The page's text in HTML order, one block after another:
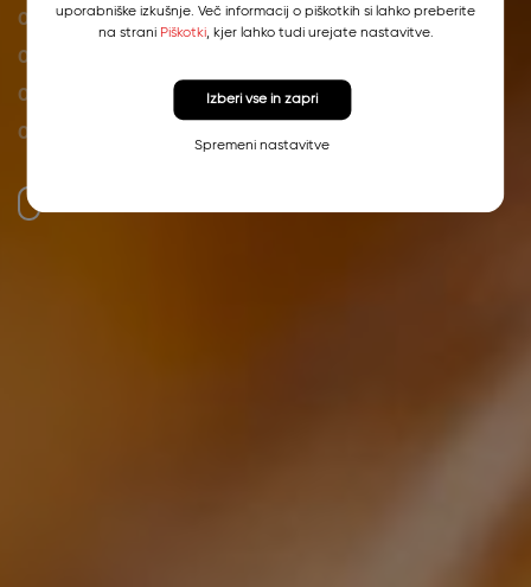
04
05
06
07
uporabniške izkušnje. Več informacij o piškotkih si lahko preberite
na strani Piškotki, kjer lahko tudi urejate nastavitve.
Spremeni nastavitve
Izberi vse in zapri